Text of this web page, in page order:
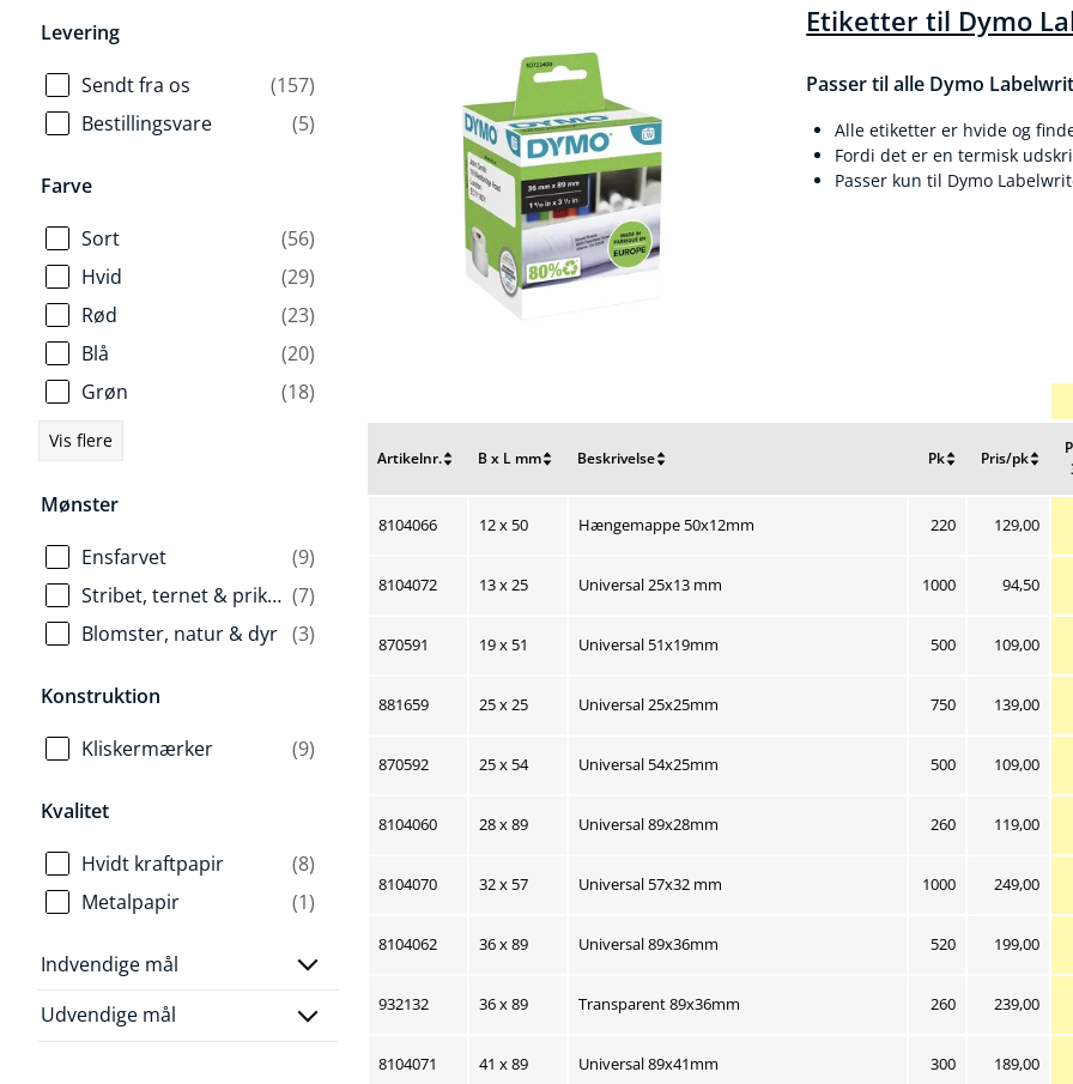
Levering
Sendt fra os
(157)
Bestillingsvare
(5)
Farve
Sort
(56)
Hvid
(29)
Rød
(23)
Blå
(20)
Grøn
(18)
Vis flere
Mønster
Ensfarvet
(9)
Stribet, ternet & prikket (7)
Blomster, natur & dyr (3)
Konstruktion
Kliskermærker
(9)
Kvalitet
Hvidt kraftpapir
(8)
Metalpapir
(1)
Indvendige mål
Udvendige mål
Etiketter til Dymo
Passer til alle Dymo
Alle etiketter er hvide og
Fordi det er en termisk
Passer kun til Dymo
Artikelnr.
sortering
B x L mm
sortering
Beskrivelse
sortering
Pk
sortering
Pris/pk
sortering
8104066 12 x 50 Hængemappe 50x12mm 220 129,00
8104072 13 x 25 Universal 25x13 mm 1000 94,50
870591 19 x 51 Universal 51x19mm 500 109,00
881659 25 x 25 Universal 25x25mm 750 139,00
870592 25 x 54 Universal 54x25mm 500 109,00
8104060 28 x 89 Universal 89x28mm 260 119,00
8104070 32 x 57 Universal 57x32 mm 1000 249,00
8104062 36 x 89 Universal 89x36mm 520 199,00
932132 36 x 89 Transparent 89x36mm 260 239,00
8104071 41 x 89 Universal 89x41mm 300 189,00